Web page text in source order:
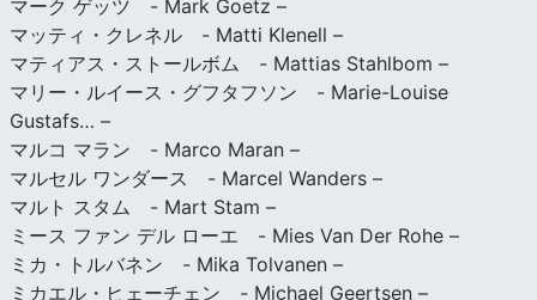
マーク ゲッツ - Mark Goetz –
マッティ・クレネル - Matti Klenell –
マティアス・ストールボム - Mattias Stahlbom –
マリー・ルイース・グフタフソン - Marie-Louise
Gustafs… –
マルコ マラン - Marco Maran –
マルセル ワンダース - Marcel Wanders –
マルト スタム - Mart Stam –
ミース ファン デル ローエ - Mies Van Der Rohe –
ミカ・トルバネン - Mika Tolvanen –
ミカエル・ヒェーチェン - Michael Geertsen –